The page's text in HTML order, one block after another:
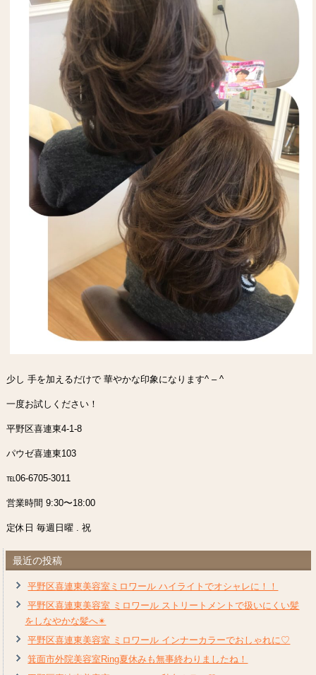
少し 手を加えるだけで 華やかな印象になります^ – ^
一度お試しください！
平野区喜連東4-1-8
パウゼ喜連東103
℡06-6705-3011
営業時間 9:30〜18:00
定休日 毎週日曜 . 祝
最近の投稿
平野区喜連東美容室ミロワール ハイライトでオシャレに！！
平野区喜連東美容室 ミロワール ストリートメントで扱いにくい髪
をしなやかな髪へ✴︎
平野区喜連東美容室 ミロワール インナーカラーでおしゃれに♡
箕面市外院美容室Ring夏休みも無事終わりましたね！